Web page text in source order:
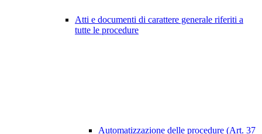
Atti e documenti di carattere generale riferiti a
tutte le procedure
Automatizzazione delle procedure (Art. 37